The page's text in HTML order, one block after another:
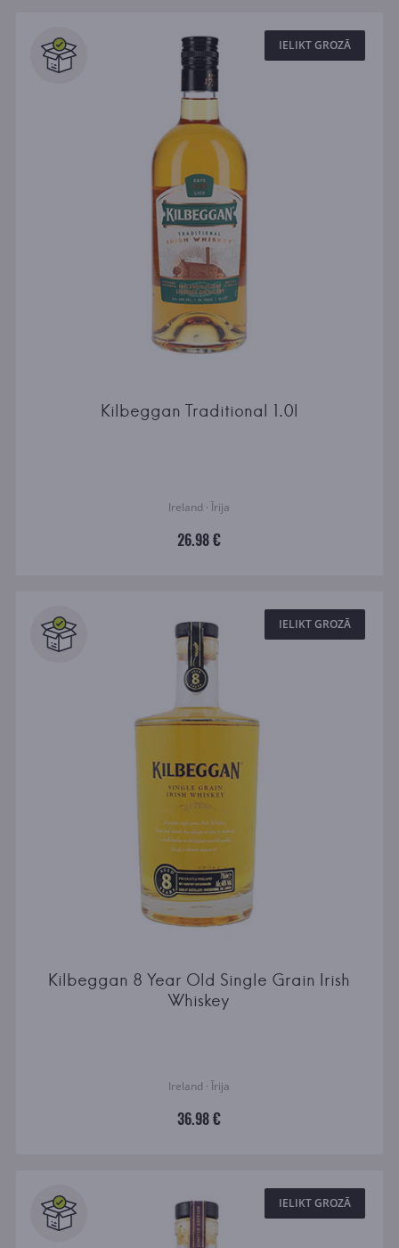
IELIKT GROZĀ
Kilbeggan Traditional 1.0l
Ireland · Īrija
26.98 €
IELIKT GROZĀ
Kilbeggan 8 Year Old Single Grain Irish
Whiskey
Ireland · Īrija
36.98 €
IELIKT GROZĀ